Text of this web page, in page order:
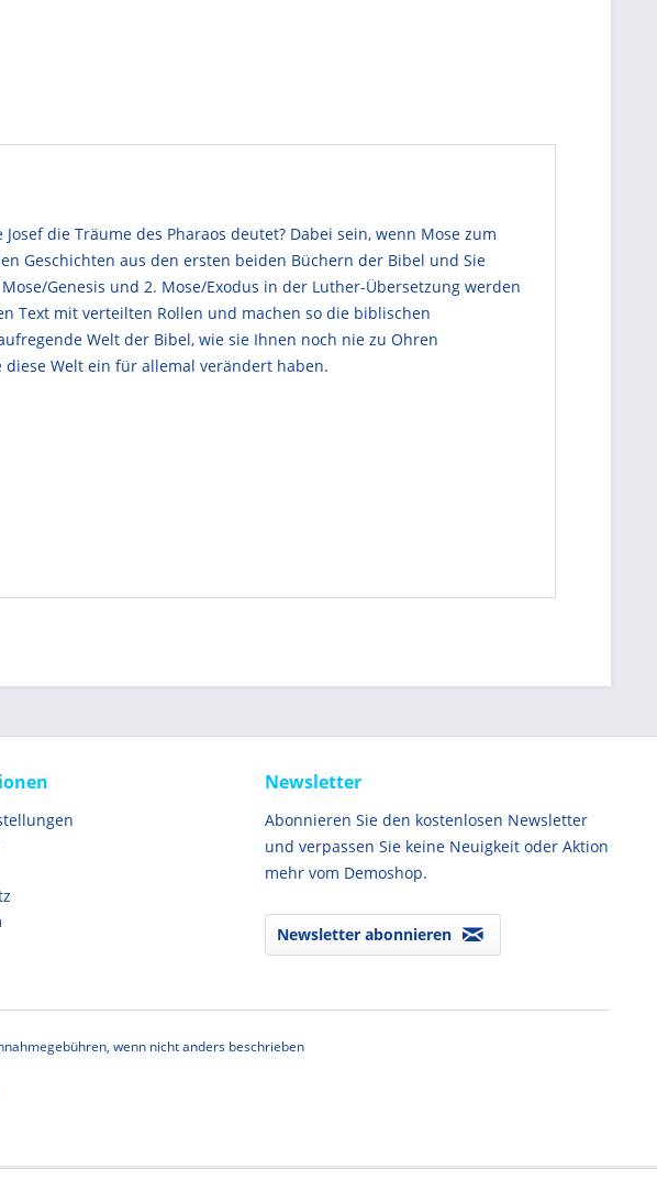
die Träume des Pharaos deutet? Dabei sein, wenn Mose zum
Geschichten aus den ersten beiden Büchern der Bibel und Sie
Genesis und 2. Mose/Exodus in der Luther-Übersetzung werden
Text mit verteilten Rollen und machen so die biblischen
Welt der Bibel, wie sie Ihnen noch nie zu Ohren
Welt ein für allemal verändert haben.
Newsletter
Abonnieren Sie den kostenlosen Newsletter
und verpassen Sie keine Neuigkeit oder Aktion
mehr vom Demoshop.
Newsletter abonnieren
wenn nicht anders beschrieben